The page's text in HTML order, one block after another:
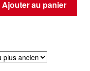
Ajouter au panier